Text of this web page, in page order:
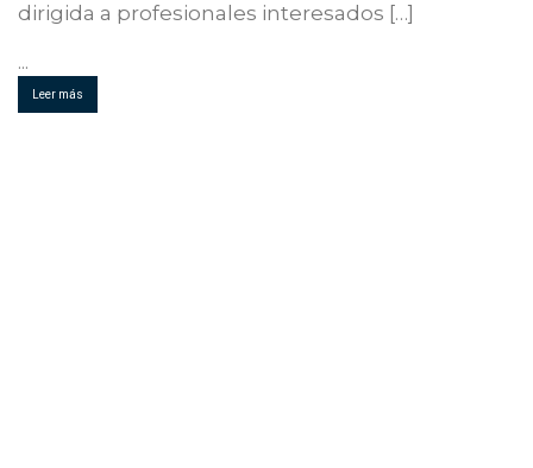
dirigida a profesionales interesados […]
...
Leer más